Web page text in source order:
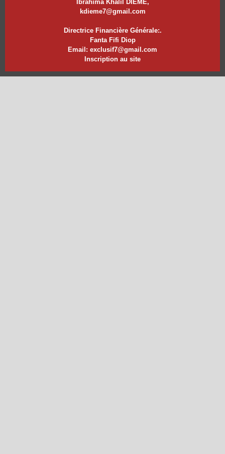
Ibrahima Khalil DIEME,
kdieme7@gmail.com
Directrice Financière Générale:.
Fanta Fifi Diop
Email: exclusif7@gmail.com
Inscription au site